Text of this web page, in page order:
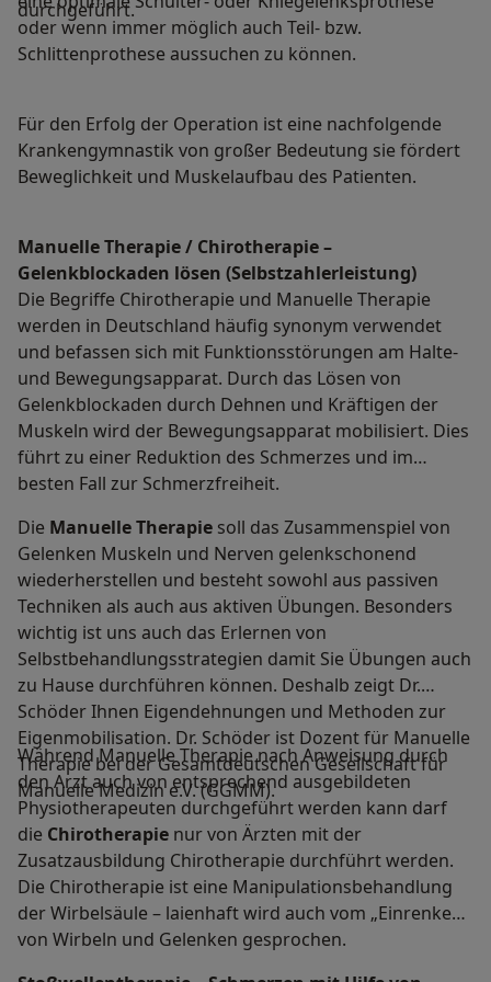
durchgeführt.
oder wenn immer möglich auch Teil- bzw.
Schlittenprothese aussuchen zu können.
Für den Erfolg der Operation ist eine nachfolgende
Krankengymnastik von großer Bedeutung sie fördert
Beweglichkeit und Muskelaufbau des Patienten.
Manuelle Therapie / Chirotherapie –
Gelenkblockaden lösen (Selbstzahlerleistung)
Die Begriffe Chirotherapie und Manuelle Therapie
werden in Deutschland häufig synonym verwendet
und befassen sich mit Funktionsstörungen am Halte-
und Bewegungsapparat. Durch das Lösen von
Gelenkblockaden durch Dehnen und Kräftigen der
Muskeln wird der Bewegungsapparat mobilisiert. Dies
führt zu einer Reduktion des Schmerzes und im
besten Fall zur Schmerzfreiheit.
Die Manuelle Therapie soll das Zusammenspiel von
Gelenken Muskeln und Nerven gelenkschonend
wiederherstellen und besteht sowohl aus passiven
Techniken als auch aus aktiven Übungen. Besonders
wichtig ist uns auch das Erlernen von
Selbstbehandlungsstrategien damit Sie Übungen auch
zu Hause durchführen können. Deshalb zeigt Dr.
Schöder Ihnen Eigendehnungen und Methoden zur
Eigenmobilisation. Dr. Schöder ist Dozent für Manuelle
Therapie bei der Gesamtdeutschen Gesellschaft für
Manuelle Medizin e.V. (GGMM).
Während Manuelle Therapie nach Anweisung durch
den Arzt auch von entsprechend ausgebildeten
Physiotherapeuten durchgeführt werden kann darf
die Chirotherapie nur von Ärzten mit der
Zusatzausbildung Chirotherapie durchführt werden.
Die Chirotherapie ist eine Manipulationsbehandlung
der Wirbelsäule – laienhaft wird auch vom „Einrenken“
von Wirbeln und Gelenken gesprochen.